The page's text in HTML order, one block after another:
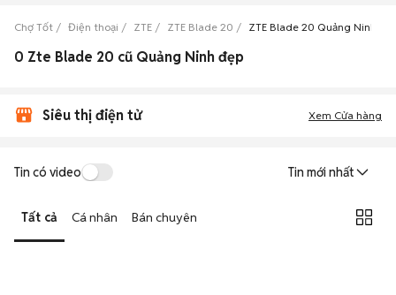
Chợ Tốt Điện thoại ZTE ZTE Blade 20 ZTE Blade 20 Quảng Ninh
0 Zte Blade 20 cũ Quảng Ninh đẹp
Siêu thị điện tử Xem Cửa hàng
Tin có video Tin mới nhất
Tất cả Cá nhân Bán chuyên